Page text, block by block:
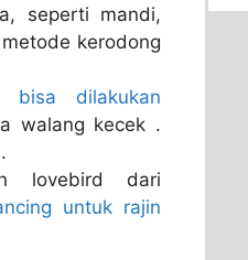
seperti mandi,
kerodong
bisa dilakukan
walang kecek .
lovebird dari
untuk rajin